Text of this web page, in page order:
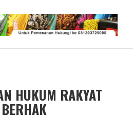
HUKUM RAKYAT